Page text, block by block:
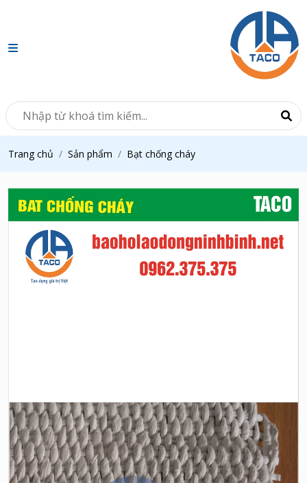
Trang chủ Sản phẩm Bạt chống cháy